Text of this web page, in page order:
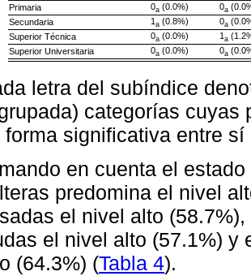
Primaria
0a (0.0%) 0a
Secundaria
1 a (0.8%) 0a
Superior Técnica
0a (0.0%) 1 a
Superior Universitaria
0a (0.0%) 0a
letra del subíndice
categorías cuyas
forma significativa entre
en cuenta el
predomina el nivel
el nivel alto
el nivel alto (57.1%) y
(64.3%) (Tabla 4).